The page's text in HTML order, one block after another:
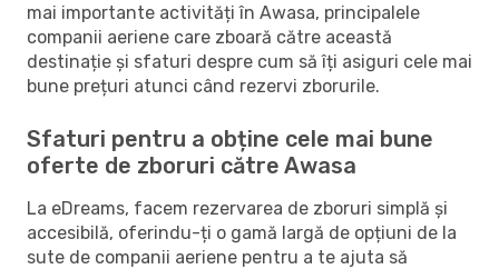
mai importante activități în Awasa, principalele
companii aeriene care zboară către această
destinație și sfaturi despre cum să îți asiguri cele mai
bune prețuri atunci când rezervi zborurile.
Sfaturi pentru a obține cele mai bune
oferte de zboruri către Awasa
La eDreams, facem rezervarea de zboruri simplă și
accesibilă, oferindu-ți o gamă largă de opțiuni de la
sute de companii aeriene pentru a te ajuta să